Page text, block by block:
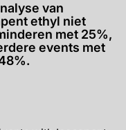
van
ethyl niet
met 25%,
events met